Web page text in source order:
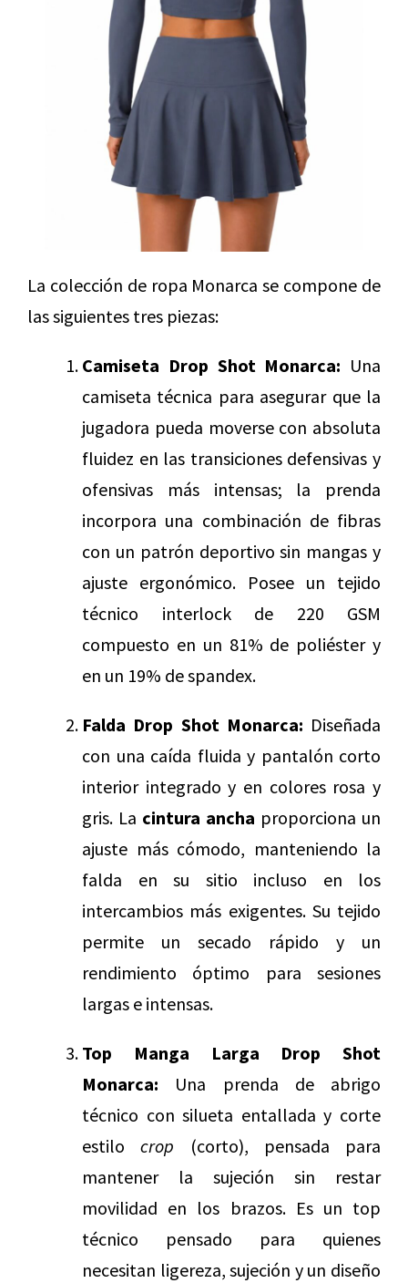
La colección de ropa Monarca se compone de
las siguientes tres piezas:
Camiseta Drop Shot Monarca: Una
camiseta técnica para asegurar que la
jugadora pueda moverse con absoluta
fluidez en las transiciones defensivas y
ofensivas más intensas; la prenda
incorpora una combinación de fibras
con un patrón deportivo sin mangas y
ajuste ergonómico. Posee un tejido
técnico interlock de 220 GSM
compuesto en un 81% de poliéster y
en un 19% de spandex.
Falda Drop Shot Monarca: Diseñada
con una caída fluida y pantalón corto
interior integrado y en colores rosa y
gris. La cintura ancha proporciona un
ajuste más cómodo, manteniendo la
falda en su sitio incluso en los
intercambios más exigentes. Su tejido
permite un secado rápido y un
rendimiento óptimo para sesiones
largas e intensas.
Top Manga Larga Drop Shot
Monarca: Una prenda de abrigo
técnico con silueta entallada y corte
estilocrop (corto), pensada para
mantener la sujeción sin restar
movilidad en los brazos. Es un top
técnico pensado para quienes
necesitan ligereza, sujeción y un diseño